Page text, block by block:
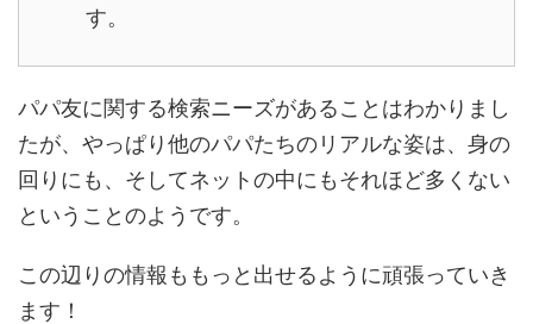
す。
パパ友に関する検索ニーズがあることはわかりまし
たが、やっぱり他のパパたちのリアルな姿は、身の
回りにも、そしてネットの中にもそれほど多くない
ということのようです。
この辺りの情報ももっと出せるように頑張っていき
ます！